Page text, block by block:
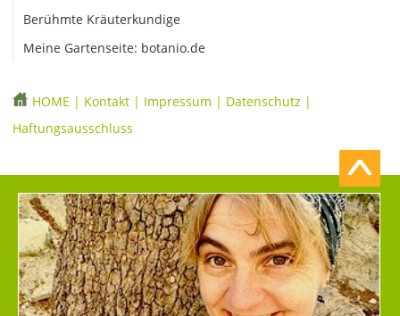
Berühmte Kräuterkundige
Meine Gartenseite: botanio.de
HOME | Kontakt | Impressum | Datenschutz |
Haftungsausschluss